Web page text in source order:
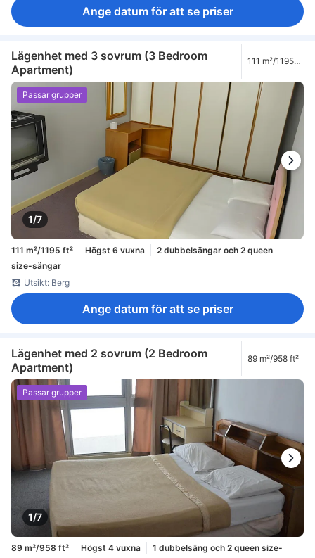
Ange datum för att se priser
Lägenhet med 3 sovrum (3 Bedroom
Apartment)
111 m²/1195
1/7
Passar grupper
111 m²/1195 ft² Högst 6 vuxna
2 dubbelsängar och 2 queen
size-sängar
Utsikt: Berg
Ange datum för att se priser
Lägenhet med 2 sovrum (2 Bedroom
Apartment)
89 m²/958 ft²
1/7
Passar grupper
89 m²/958 ft² Högst 4 vuxna
1 dubbelsäng och 2 queen size-